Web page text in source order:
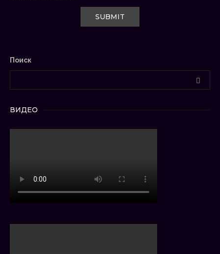
Поиск
ВИДЕО